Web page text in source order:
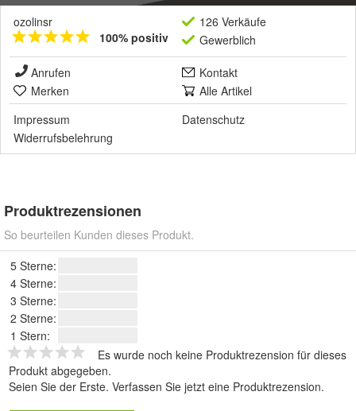
ozolinsr
100% positiv
126 Verkäufe
Gewerblich
Anrufen
Kontakt
Merken
Alle Artikel
Impressum
Datenschutz
Widerrufsbelehrung
Produktrezensionen
So beurteilen Kunden dieses Produkt.
5 Sterne:
4 Sterne:
3 Sterne:
2 Sterne:
1 Stern:
Es wurde noch keine Produktrezension für dieses
Produkt abgegeben.
Seien Sie der Erste. Verfassen Sie jetzt eine Produktrezension.